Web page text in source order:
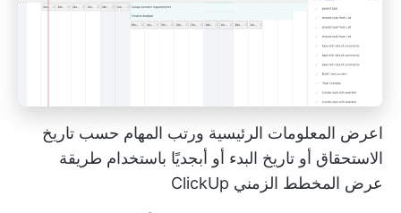
اعرض المعلومات الرئيسية ورتب المهام حسب تاريخ
الاستحقاق أو تاريخ البدء أو أبجديًا باستخدام طريقة
عرض المخطط الزمني ClickUp